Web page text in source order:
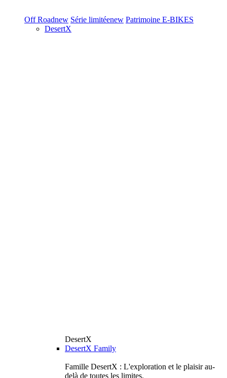
Off Roadnew Série limitéenew Patrimoine E-BIKES
DesertX
DesertX
DesertX Family
Famille DesertX : L'exploration et le plaisir au-
delà de toutes les limites.